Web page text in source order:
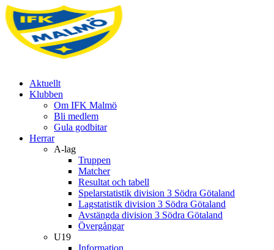
Aktuellt
Klubben
Om IFK Malmö
Bli medlem
Gula godbitar
Herrar
A-lag
Truppen
Matcher
Resultat och tabell
Spelarstatistik division 3 Södra Götaland
Lagstatistik division 3 Södra Götaland
Avstängda division 3 Södra Götaland
Övergångar
U19
Information